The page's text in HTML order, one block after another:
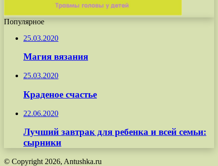
Популярное
25.03.2020
Магия вязания
25.03.2020
Краденое счастье
22.06.2020
Лучший завтрак для ребенка и всей семьи:
сырники
© Copyright 2026, Antushka.ru